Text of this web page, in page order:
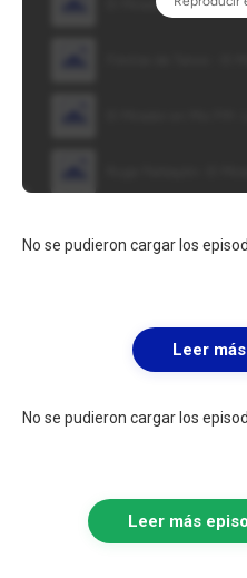
No se pudieron cargar los
Leer
No se pudieron cargar los
Leer más